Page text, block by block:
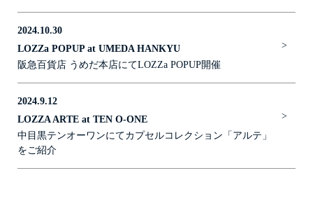
2024.10.30
LOZZa POPUP at UMEDA HANKYU
阪急百貨店 うめだ本店にてLOZZa POPUP開催
>
2024.9.12
LOZZA ARTE at TEN O-ONE
中目黒テンオーワンにてカプセルコレクション「アルテ」
をご紹介
>